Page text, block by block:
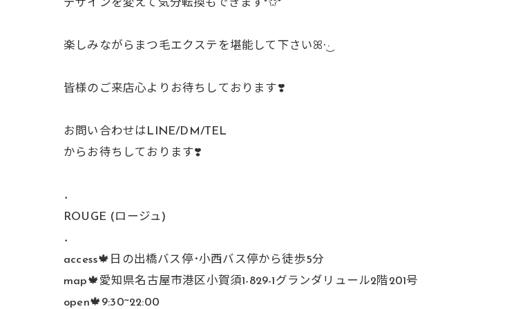
デザインを変えて気分転換もできます˚✩*
楽しみながらまつ毛エクステを堪能して下さいꕤ︎︎·͜· ︎︎
皆様のご来店心よりお待ちしております❣️
お問い合わせはLINE/DM/TEL
からお待ちしております❣️
．
ROUGE (ロージュ)
．
access🍁日の出橋バス停･小西バス停から徒歩5分
map🍁愛知県名古屋市港区小賀須1-829-1グランダリュール2階201号
open🍁9:30~22:00